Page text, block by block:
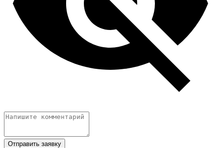
Отправить заявку